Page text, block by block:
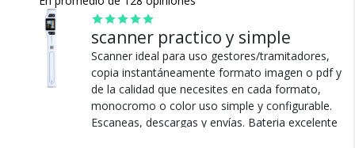
mas rápido
Software incluído: ABBYY SPR + Scan Direct
Garantía de 2 años
scanner practico y simple
Scanner ideal para uso gestores/tramitadores,
copia instantáneamente formato imagen o pdf y
de la calidad que necesites en cada formato,
monocromo o color uso simple y configurable.
Escaneas, descargas y envías. Bateria excelente
Cambios y Devoluciones